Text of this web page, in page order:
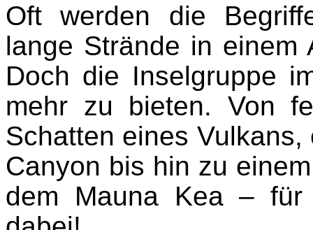
Oft werden die
lange Strände in einem
Doch die Inselgruppe
mehr zu bieten. Von
Schatten eines
Canyon bis hin zu
dem Mauna Kea – für